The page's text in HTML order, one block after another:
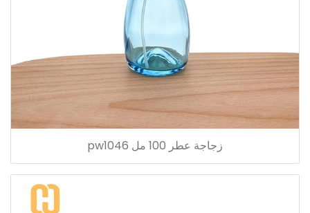
زجاجة عطر 100 مل pw1046